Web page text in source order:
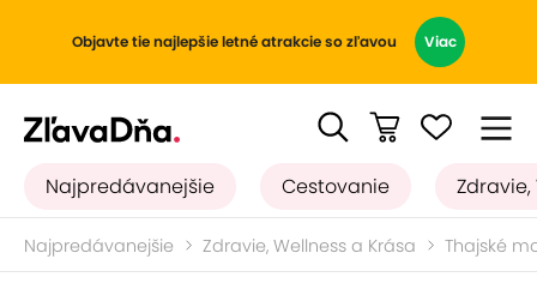
Objavte tie najlepšie letné atrakcie so zľavou Viac
Najpredávanejšie Cestovanie Zdravie,
Najpredávanejšie Zdravie, Wellness a Krása Thajské